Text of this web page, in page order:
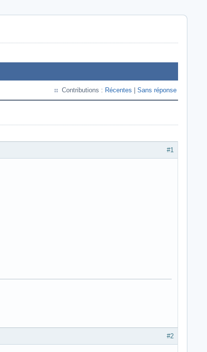
Contributions : Récentes Sans réponse
#1
#2